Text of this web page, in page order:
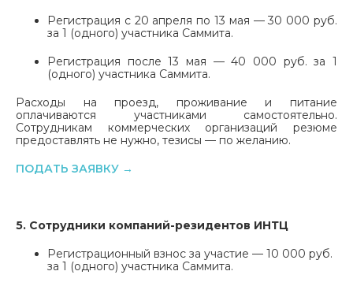
Регистрация с 20 апреля по 13 мая — 30 000 руб.
за 1 (одного) участника Саммита.
Регистрация после 13 мая — 40 000 руб. за 1
(одного) участника Саммита.
Расходы на проезд, проживание и питание
оплачиваются участниками самостоятельно.
Сотрудникам коммерческих организаций резюме
предоставлять не нужно, тезисы — по желанию.
ПОДАТЬ ЗАЯВКУ →
5. Сотрудники компаний-резидентов ИНТЦ
Регистрационный взнос за участие — 10 000 руб.
за 1 (одного) участника Саммита.